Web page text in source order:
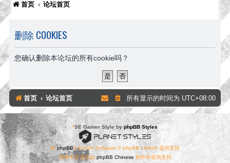
首页 论坛首页
删除 COOKIES
您确认删除本论坛的所有cookie吗？
首页 论坛首页 所有显示的时间为 UTC+08:00
*SE Gamer Style by phpBB Styles
由phpBB® Forum Software © phpBB Limited 提供支持
简体中文语言由 phpBB Chinese制作并提供支持